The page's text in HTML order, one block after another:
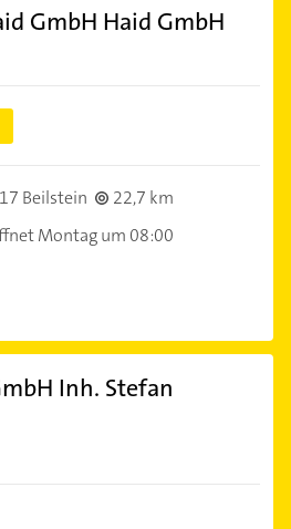
GmbH Haid GmbH
Beilstein
22,7 km
Montag um 08:00
Inh. Stefan